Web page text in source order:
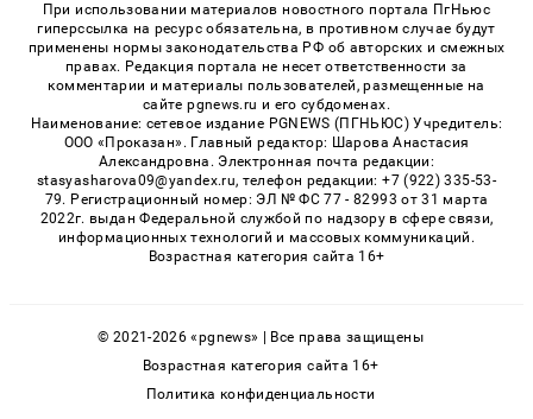
При использовании материалов новостного портала ПгНьюс
гиперссылка на ресурс обязательна, в противном случае будут
применены нормы законодательства РФ об авторских и смежных
правах. Редакция портала не несет ответственности за
комментарии и материалы пользователей, размещенные на
сайте pgnews.ru и его субдоменах.
Наименование: сетевое издание PGNEWS (ПГНЬЮС) Учредитель:
ООО «Проказан». Главный редактор: Шарова Анастасия
Александровна. Электронная почта редакции:
stasyasharova09@yandex.ru, телефон редакции: +7 (922) 335-53-
79. Регистрационный номер: ЭЛ № ФС 77 - 82993 от 31 марта
2022г. выдан Федеральной службой по надзору в сфере связи,
информационных технологий и массовых коммуникаций.
Возрастная категория сайта 16+
© 2021-2026 «pgnews» | Все права защищены
Возрастная категория сайта 16+
Политика конфиденциальности